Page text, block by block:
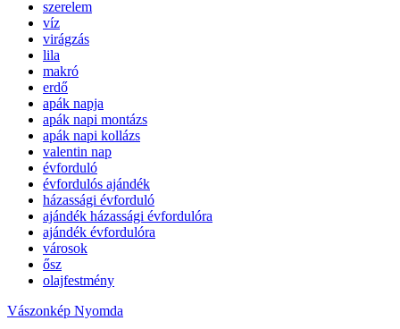
szerelem
víz
virágzás
lila
makró
erdő
apák napja
apák napi montázs
apák napi kollázs
valentin nap
évforduló
évfordulós ajándék
házassági évforduló
ajándék házassági évfordulóra
ajándék évfordulóra
városok
ősz
olajfestmény
Vászonkép Nyomda